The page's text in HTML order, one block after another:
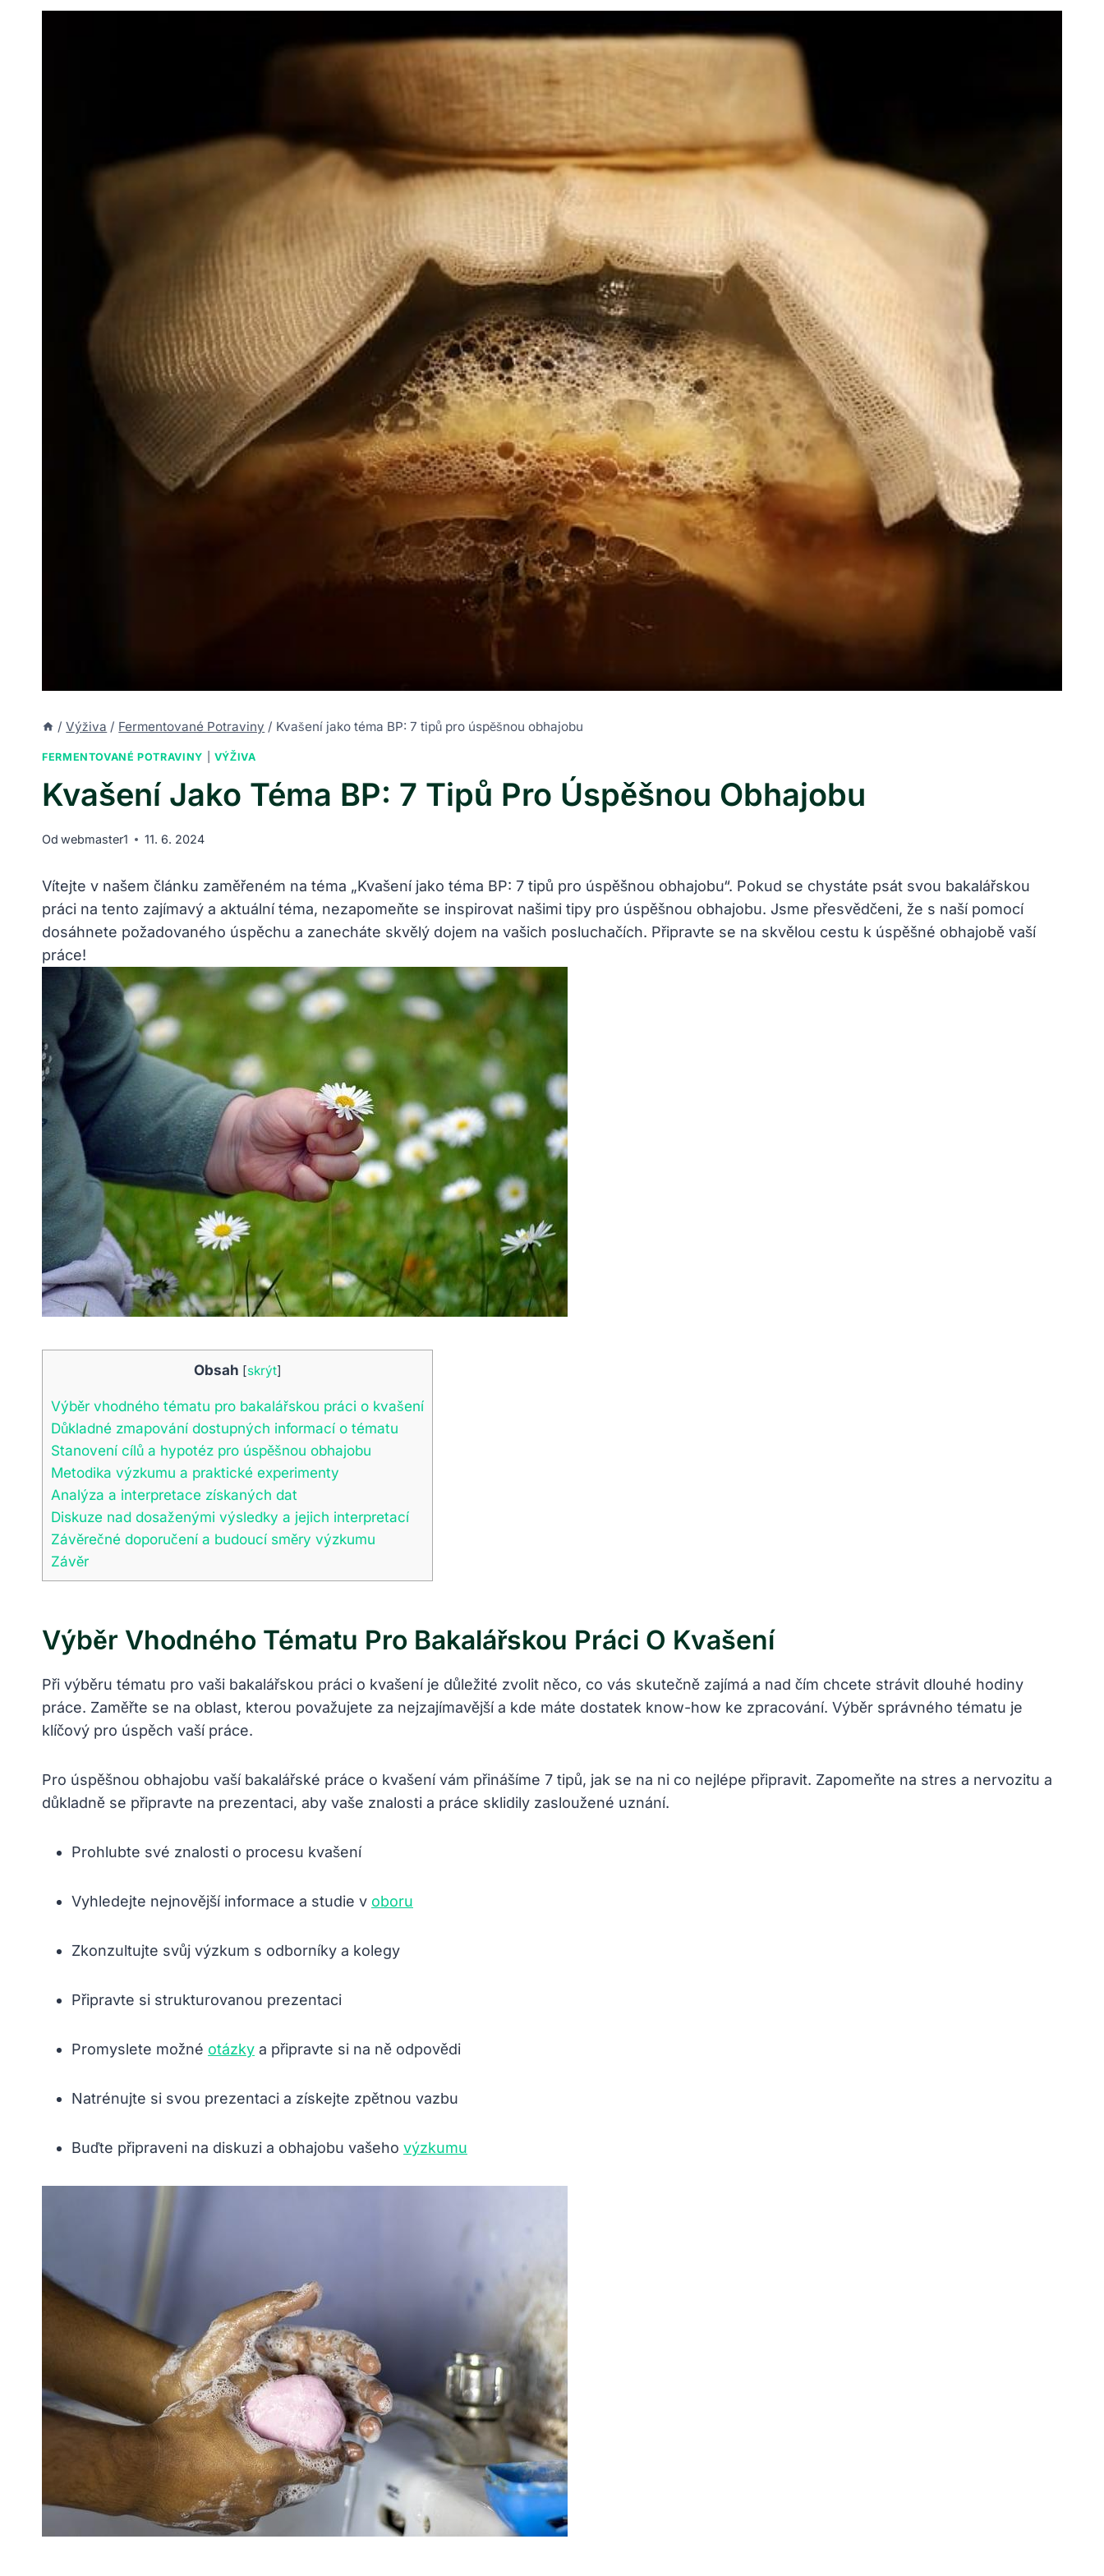
/ Výživa / Fermentované Potraviny / Kvašení jako téma BP: 7 tipů pro úspěšnou obhajobu
FERMENTOVANÉ POTRAVINY VÝŽIVA
Kvašení Jako Téma BP: 7 Tipů Pro Úspěšnou Obhajobu
Od webmaster1 11. 6. 2024
Vítejte v našem článku zaměřeném na téma „Kvašení jako téma BP: 7 tipů pro úspěšnou obhajobu“. Pokud se chystáte psát svou bakalářskou
práci na tento zajímavý a aktuální téma, nezapomeňte se inspirovat našimi tipy pro úspěšnou obhajobu. Jsme přesvědčeni, že s naší pomocí
dosáhnete požadovaného úspěchu a zanecháte skvělý dojem na vašich posluchačích. Připravte se na skvělou cestu k úspěšné obhajobě vaší
práce!
Obsah [skrýt]
Výběr vhodného tématu pro bakalářskou práci o kvašení
Důkladné zmapování dostupných informací o tématu
Stanovení cílů a hypotéz pro úspěšnou obhajobu
Metodika výzkumu a praktické experimenty
Analýza a interpretace získaných dat
Diskuze nad dosaženými výsledky a jejich interpretací
Závěrečné doporučení a budoucí směry výzkumu
Závěr
Výběr Vhodného Tématu Pro Bakalářskou Práci O Kvašení
Při výběru tématu pro vaši bakalářskou práci o kvašení je důležité zvolit něco, co vás skutečně zajímá a nad čím chcete strávit dlouhé hodiny
práce. Zaměřte se na oblast, kterou považujete za nejzajímavější a kde máte dostatek know-how ke zpracování. Výběr správného tématu je
klíčový pro úspěch vaší práce.
Pro úspěšnou obhajobu vaší bakalářské práce o kvašení vám přinášíme 7 tipů, jak se na ni co nejlépe připravit. Zapomeňte na stres a nervozitu a
důkladně se připravte na prezentaci, aby vaše znalosti a práce sklidily zasloužené uznání.
Prohlubte své znalosti o procesu kvašení
Vyhledejte nejnovější informace a studie v oboru
Zkonzultujte svůj výzkum s odborníky a kolegy
Připravte si strukturovanou prezentaci
Promyslete možné otázky a připravte si na ně odpovědi
Natrénujte si svou prezentaci a získejte zpětnou vazbu
Buďte připraveni na diskuzi a obhajobu vašeho výzkumu